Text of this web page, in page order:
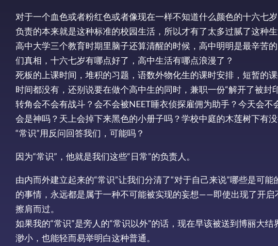
对于一个血色或者粉红色或者像现在一样不知道什么颜色的十六七
负责的本来就是这种标准的校园生活，所以才有了太多过腻了这种
高中大学三个教育时期里脑子还算清醒的时候，高中明明是最辛苦
们真相，十六七岁有哪点好了，高中生活有哪点浪漫了？
死板的上课时间，堆积的习题，语数外物化生的课时安排，短暂的
时间都没有，还别说要在做个高中生的同时，兼职一份“解开了被封
转角会不会有战斗？会不会被NEET睡衣侦探雇佣为助手？今天会
会是神吗？天上会掉下来黑色的小册子吗？学校中庭的木莲树下有
“常识”用反问回答我们，可能吗？
因为“常识”，他就是我们这些“日常”的负责人。
由内而外建立起来的“常识”让我们分清了“对于自己来说”哪些是可
的事情，永远都是属于一种不可能被实现的妄想——即使出现了开
擦肩而过。
如果我的“常识”是旁人的“常识以外”的话，现在早该被送到博丽大
渺小，也能轻而易举明白这种普通。